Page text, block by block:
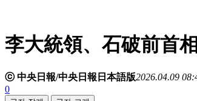
李大統領、石破前首
ⓒ 中央日報/中央日報日本語版2026.04.09
0